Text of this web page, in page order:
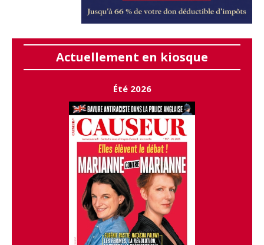
Actuellement en kiosque
Été 2026